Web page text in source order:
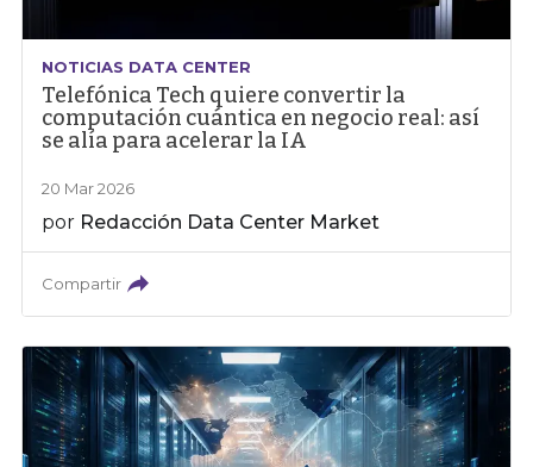
NOTICIAS DATA CENTER
Telefónica Tech quiere convertir la
computación cuántica en negocio real: así
se alía para acelerar la IA
20 Mar 2026
por Redacción Data Center Market
Compartir